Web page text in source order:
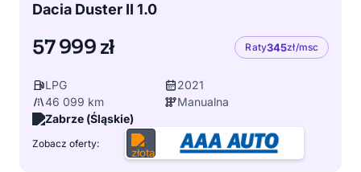
Dacia Duster II 1.0
57 999 zł Raty345zł/msc
LPG
2021
46 099 km
Manualna
Zabrze (Śląskie)
Zobacz oferty: